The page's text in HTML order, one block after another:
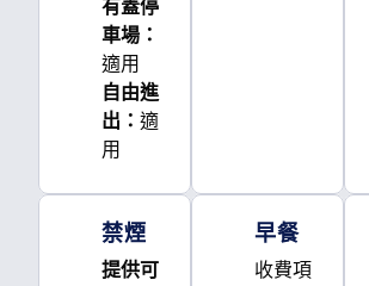
有蓋停
車場 ：
適用
自由進
出 ： 適
用
禁煙
提供可
早餐
收費項